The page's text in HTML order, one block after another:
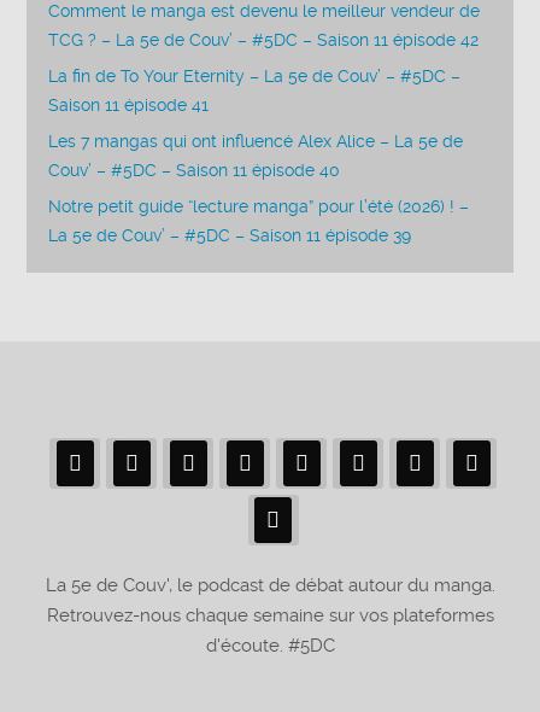
Comment le manga est devenu le meilleur vendeur de
TCG ? – La 5e de Couv’ – #5DC – Saison 11 épisode 42
La fin de To Your Eternity – La 5e de Couv’ – #5DC –
Saison 11 épisode 41
Les 7 mangas qui ont influencé Alex Alice – La 5e de
Couv’ – #5DC – Saison 11 épisode 40
Notre petit guide “lecture manga” pour l’été (2026) ! –
La 5e de Couv’ – #5DC – Saison 11 épisode 39
La 5e de Couv', le podcast de débat autour du manga.
Retrouvez-nous chaque semaine sur vos plateformes
d'écoute. #5DC